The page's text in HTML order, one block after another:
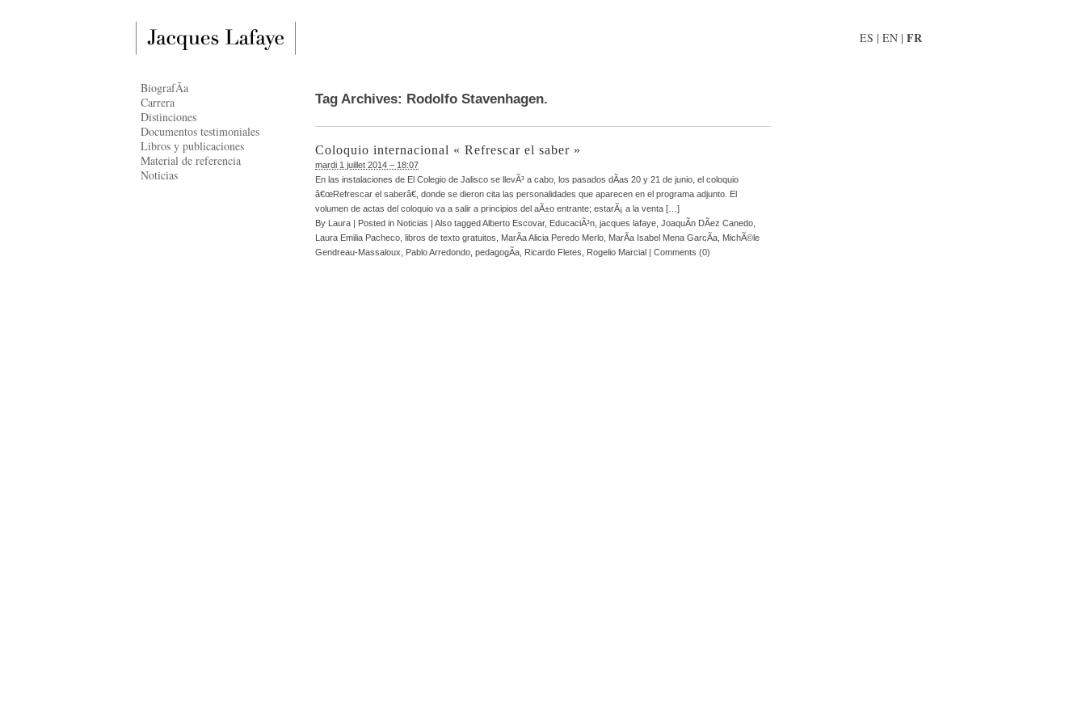
Tag Archives: Rodolfo Stavenhagen.
Coloquio internacional « Refrescar el saber »
mardi 1 juillet 2014 – 18:07
En las instalaciones de El Colegio de Jalisco se llevÃ³ a cabo, los pasados dÃ­as 20 y 21 de junio, el coloquio
â€œRefrescar el saberâ€, donde se dieron cita las personalidades que aparecen en el programa adjunto. El
volumen de actas del coloquio va a salir a principios del aÃ±o entrante; estarÃ¡ a la venta […]
By Laura | Posted in Noticias | Also taggedAlberto Escovar, EducaciÃ³n jacques lafaye JoaquÃ­n DÃ­ez Canedo
Laura Emilia Pacheco libros de texto gratuitos MarÃ­a Alicia Peredo Merlo MarÃ­a Isabel Mena GarcÃ­a MichÃ©le
Gendreau-Massaloux
Pablo Arredondo pedagogÃ­a Ricardo Fletes Rogelio Marcial | Comments (0)
BiografÃ­a
Carrera
Distinciones
Documentos testimoniales
Libros y publicaciones
Material de referencia
Noticias
ES | EN | FR